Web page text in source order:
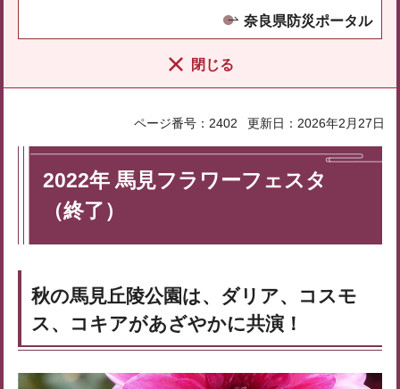
奈良県防災ポータル
閉じる
ページ番号：2402 更新日：2026年2月27日
2022年 馬見フラワーフェスタ
（終了）
秋の馬見丘陵公園は、ダリア、コスモ
ス、コキアがあざやかに共演！